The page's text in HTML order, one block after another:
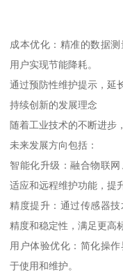
成本优化：精准的数据
用户实现节能降耗。
通过预防性维护提示，延
持续创新的发展理念
随着工业技术的不断进步
未来发展方向包括：
智能化升级：融合物联
适应和远程维护功能，提
精度提升：通过传感器
精度和稳定性，满足更高
用户体验优化：简化操
于使用和维护。